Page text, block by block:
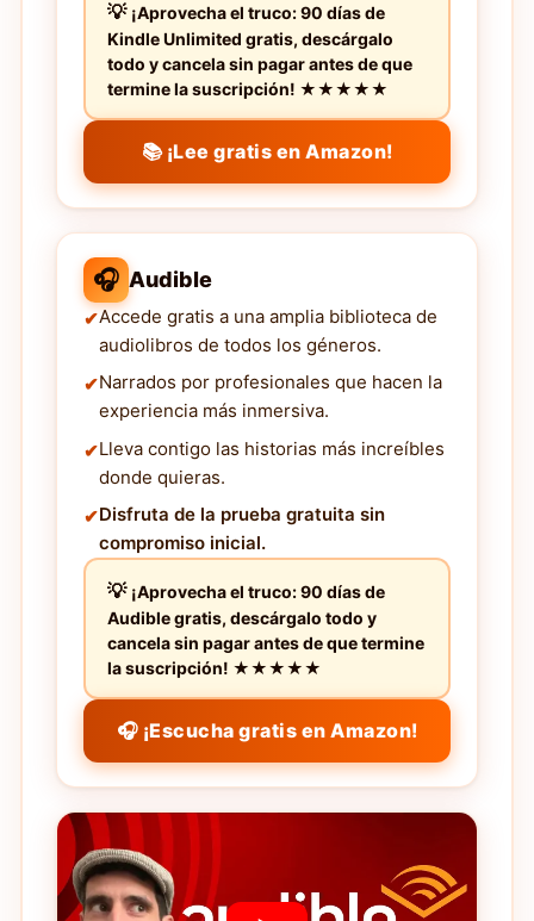
¡Aprovecha el truco: 90 días de
Kindle Unlimited gratis, descárgalo
todo y cancela sin pagar antes de que
termine la suscripción! ★★★★★
📚 ¡Lee gratis en Amazon!
🎧 Audible
Accede gratis a una amplia biblioteca de
audiolibros de todos los géneros.
Narrados por profesionales que hacen la
experiencia más inmersiva.
Lleva contigo las historias más increíbles
donde quieras.
Disfruta de la prueba gratuita sin
compromiso inicial.
¡Aprovecha el truco: 90 días de
Audible gratis, descárgalo todo y
cancela sin pagar antes de que termine
la suscripción! ★★★★★
🎧 ¡Escucha gratis en Amazon!